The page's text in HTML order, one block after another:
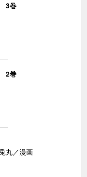
3巻
2巻
丸／漫画